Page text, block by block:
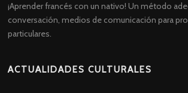
¡Aprender francés con un nativo! Un método
conversación, medios de comunicación para
particulares.
ACTUALIDADES CULTURALES